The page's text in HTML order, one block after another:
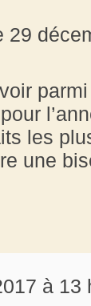
29
les
une
à 13